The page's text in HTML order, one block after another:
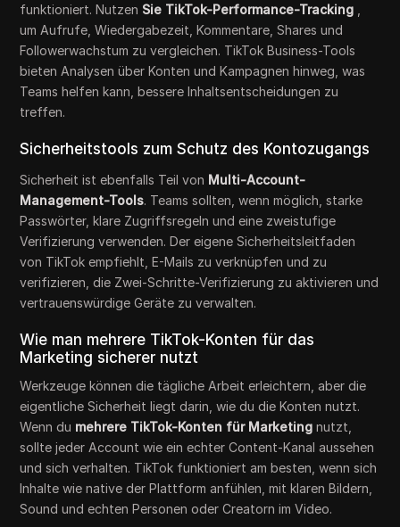
funktioniert. Nutzen Sie TikTok-Performance-Tracking
um Aufrufe, Wiedergabezeit, Kommentare, Shares und
Followerwachstum zu vergleichen. TikTok Business-Tools
bieten Analysen über Konten und Kampagnen hinweg, was
Teams helfen kann, bessere Inhaltsentscheidungen zu
treffen.
Sicherheitstools zum Schutz des Kontozugangs
Sicherheit ist ebenfalls Teil von Multi-Account-
Management-Tools. Teams sollten, wenn möglich, starke
Passwörter, klare Zugriffsregeln und eine zweistufige
Verifizierung verwenden. Der eigene Sicherheitsleitfaden
von TikTok empfiehlt, E-Mails zu verknüpfen und zu
verifizieren, die Zwei-Schritte-Verifizierung zu aktivieren und
vertrauenswürdige Geräte zu verwalten.
Wie man mehrere TikTok-Konten für das
Marketing sicherer nutzt
Werkzeuge können die tägliche Arbeit erleichtern, aber die
eigentliche Sicherheit liegt darin, wie du die Konten nutzt.
Wenn du mehrere TikTok-Konten für Marketing nutzt,
sollte jeder Account wie ein echter Content-Kanal aussehen
und sich verhalten. TikTok funktioniert am besten, wenn sich
Inhalte wie native der Plattform anfühlen, mit klaren Bildern,
Sound und echten Personen oder Creatorn im Video.